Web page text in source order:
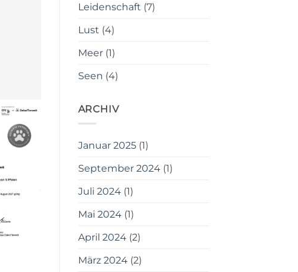
Leidenschaft (7)
Lust (4)
Meer(1)
Seen (4)
ARCHIV
Januar 2025(1)
September 2024(1)
Juli 2024(1)
Mai 2024(1)
April 2024(2)
März 2024(2)